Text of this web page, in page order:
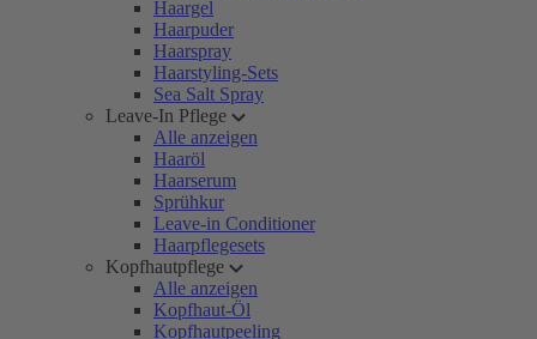
Haargel
Haarpuder
Haarspray
Haarstyling-Sets
Sea Salt Spray
Leave-In Pflege
Alle anzeigen
Haaröl
Haarserum
Sprühkur
Leave-in Conditioner
Haarpflegesets
Kopfhautpflege
Alle anzeigen
Kopfhaut-Öl
Kopfhautpeeling